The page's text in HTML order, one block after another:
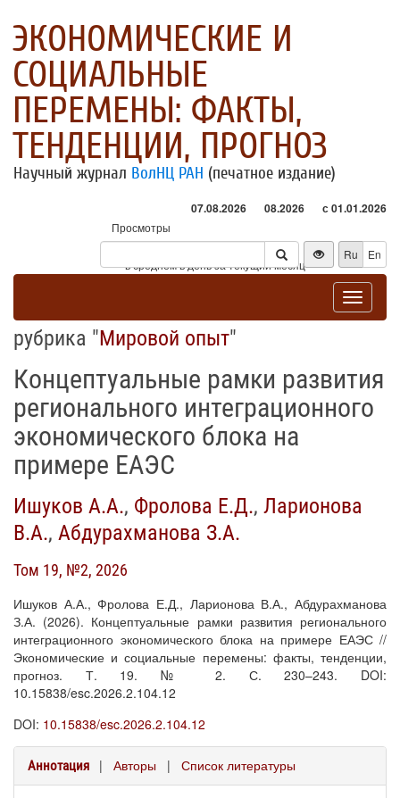
ЭКОНОМИЧЕСКИЕ И
СОЦИАЛЬНЫЕ
ПЕРЕМЕНЫ: ФАКТЫ,
ТЕНДЕНЦИИ, ПРОГНОЗ
Научный журнал ВолНЦ РАН (печатное издание)
07.08.2026 08.2026 с 01.01.2026
Просмотры
Посетители
* - в среднем в день за текущий месяц
Ru En
Toggle
рубрика "Мировой опыт"
Концептуальные рамки развития
регионального интеграционного
экономического блока на
примере ЕАЭС
Ишуков А.А., Фролова Е.Д., Ларионова
В.А., Абдурахманова З.А.
Том 19, №2, 2026
Ишуков А.А., Фролова Е.Д., Ларионова В.А., Абдурахманова
З.А. (2026). Концептуальные рамки развития регионального
интеграционного экономического блока на примере ЕАЭС //
Экономические и социальные перемены: факты, тенденции,
прогноз. Т. 19. № 2. С. 230–243. DOI:
10.15838/esc.2026.2.104.12
DOI: 10.15838/esc.2026.2.104.12
Аннотация | Авторы | Список литературы